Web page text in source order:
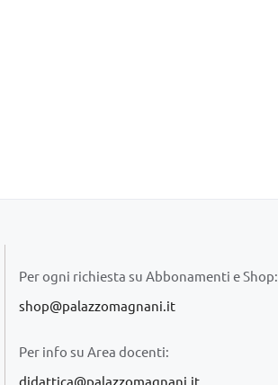
Per ogni richiesta su Abbonamenti e Shop:
shop@palazzomagnani.it
Per info su Area docenti:
didattica@palazzomagnani.it